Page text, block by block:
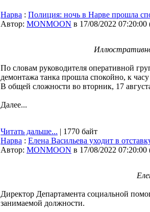
Нарва : Полиция: ночь в Нарве прошла
Автор: MONMOON в 17/08/2022 07:20:00
По словам руководителя оперативной
демонтажа танка прошла спокойно, к
В общей сложности во вторник, 17
Далее...
Читать дальше... | 1770 байт
Нарва : Елена Васильева уходит в
Автор: MONMOON в 17/08/2022 07:20:00
Директор Департамента социальной
занимаемой должности.